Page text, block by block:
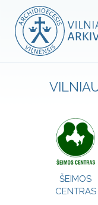
ŠEIMOS
CENTRAS